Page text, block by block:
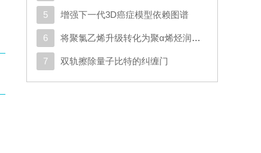
5 增强下一代3D癌症模型依赖图谱
6 将聚氯乙烯升级转化为聚α烯烃润滑剂
7 双轨擦除量子比特的纠缠门